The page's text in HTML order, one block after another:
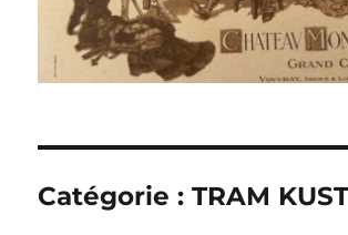
Catégorie :TRAM